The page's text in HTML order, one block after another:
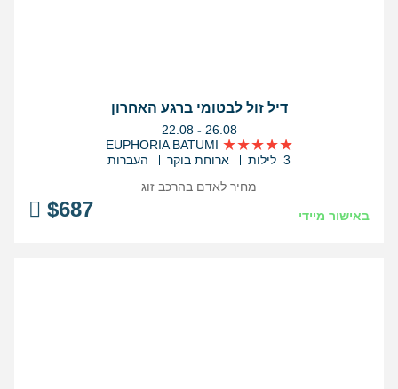
דיל זול לבטומי ברגע האחרון
בין
התאריכים,
22.08 - 26.08
EUPHORIA BATUMI
3 לילות
ארוחת בוקר העברות
באישור מיידי $687
מחיר לאדם בהרכב זוג